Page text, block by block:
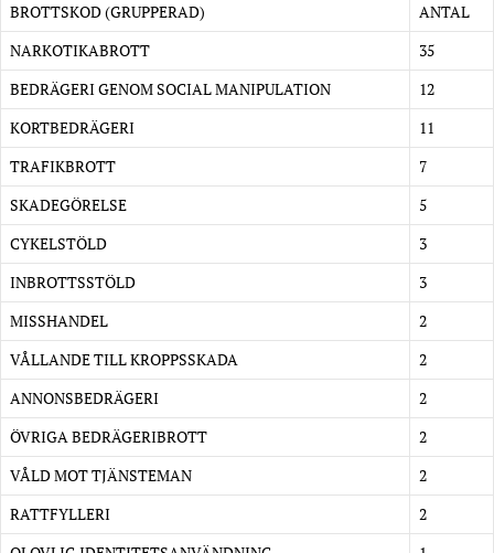
BROTTSKOD (GRUPPERAD)
ANTAL
NARKOTIKABROTT
35
BEDRÄGERI GENOM SOCIAL MANIPULATION
12
KORTBEDRÄGERI
11
TRAFIKBROTT
7
SKADEGÖRELSE
5
CYKELSTÖLD
3
INBROTTSSTÖLD
3
MISSHANDEL
2
VÅLLANDE TILL KROPPSSKADA
2
ANNONSBEDRÄGERI
2
ÖVRIGA BEDRÄGERIBROTT
2
VÅLD MOT TJÄNSTEMAN
2
RATTFYLLERI
2